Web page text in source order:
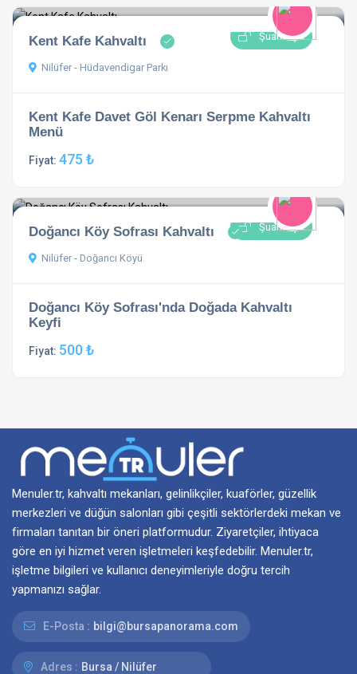
Şuan Açık
Kent Kafe Kahvaltı
Nilüfer - Hüdavendigar Parkı
Kent Kafe Davet Göl Kenarı Serpme Kahvaltı
Menü
Fiyat: 475 ₺
Şuan Açık
Doğancı Köy Sofrası Kahvaltı
Nilüfer - Doğancı Köyü
Doğancı Köy Sofrası'nda Doğada Kahvaltı
Keyfi
Fiyat: 500 ₺
Menuler.tr, kahvaltı mekanları, gelinlikçiler, kuaförler, güzellik
merkezleri ve düğün salonları gibi çeşitli sektörlerdeki mekan ve
firmaları tanıtan bir öneri platformudur. Ziyaretçiler, ihtiyaca
göre en iyi hizmet veren işletmeleri keşfedebilir. Menuler.tr,
işletme bilgileri ve kullanıcı deneyimleriyle doğru tercih
yapmanızı sağlar.
E-Posta : bilgi@bursapanorama.com
Adres : Bursa / Nilüfer